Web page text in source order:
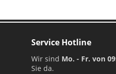
Service Hotline
Wir sind Mo. - Fr. von
Sie da.